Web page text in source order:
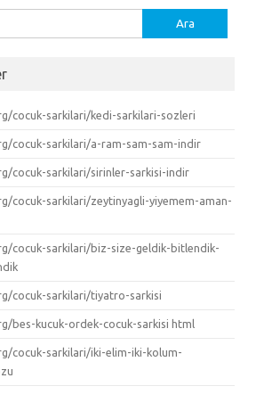
cocuk-sarkilari/kedi-sarkilari-sozleri
cocuk-sarkilari/a-ram-sam-sam-indir
cocuk-sarkilari/sirinler-sarkisi-indir
cocuk-sarkilari/zeytinyagli-yiyemem-aman-
cocuk-sarkilari/biz-size-geldik-bitlendik-
cocuk-sarkilari/tiyatro-sarkisi
bes-kucuk-ordek-cocuk-sarkisi html
cocuk-sarkilari/iki-elim-iki-kolum-